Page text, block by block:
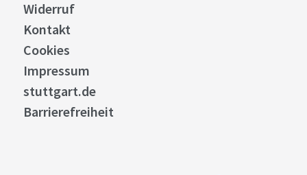
Widerruf
Kontakt
Cookies
Impressum
stuttgart.de
Barrierefreiheit